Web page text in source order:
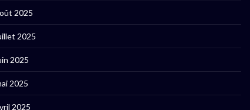
2025
2025
2025
2025
2025